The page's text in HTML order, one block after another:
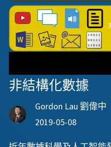
非結構化數據
Gordon Lau 劉偉中
2019-05-08